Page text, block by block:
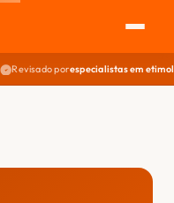
Revisado porespecialistas em